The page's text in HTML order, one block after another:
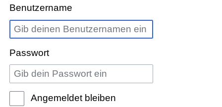
Benutzername
Passwort
Angemeldet bleiben